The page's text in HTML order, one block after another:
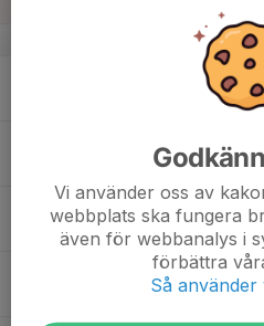
v.16
Träning Västhagen
Västhagens IP,
Träning
Sporthallen B-hallen
Vi använder oss av
webbplats ska fungera
även för webbanalys i
förbättra
Så använder